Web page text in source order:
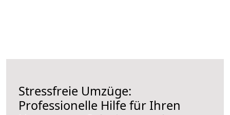
Stressfreie Umzüge:
Professionelle Hilfe für Ihren